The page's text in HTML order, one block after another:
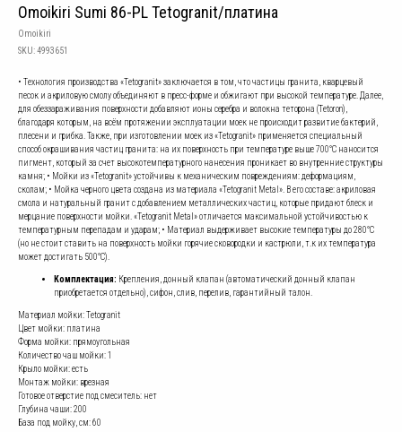
Omoikiri Sumi 86-PL Tetogranit/платина
Omoikiri
SKU:4993651
• Технология производства «Tetogranit» заключается в том, что частицы гранита, кварцевый
песок и акриловую смолу объединяют в пресс-форме и обжигают при высокой температуре. Далее,
для обеззараживания поверхности добавляют ионы серебра и волокна теторона (Tetoron),
благодаря которым, на всём протяжении эксплуатации моек не происходит развитие бактерий,
плесени и грибка. Также, при изготовлении моек из «Tetogranit» применяется специальный
способ окрашивания частиц гранита: на их поверхность при температуре выше 700°С наносится
пигмент, который за счет высокотемпературного нанесения проникает во внутренние структуры
камня; • Мойки из «Tetogranit» устойчивы к механическим повреждениям: деформациям,
сколам; • Мойка черного цвета создана из материала «Tetogranit Metal». В его составе: акриловая
смола и натуральный гранит с добавлением металлических частиц, которые придают блеск и
мерцание поверхности мойки. «Tetogranit Metal» отличается максимальной устойчивостью к
температурным перепадам и ударам; • Материал выдерживает высокие температуры до 280°С
(но не стоит ставить на поверхность мойки горячие сковородки и кастрюли, т.к их температура
может достигать 500°С).
Комплектация: Крепления, донный клапан (автоматический донный клапан
приобретается отдельно), сифон, слив, перелив, гарантийный талон.
Материал мойки: Tetogranit
Цвет мойки: платина
Форма мойки: прямоугольная
Количество чаш мойки: 1
Крыло мойки: есть
Монтаж мойки: врезная
Готовое отверстие под смеситель: нет
Глубина чаши: 200
База под мойку, см: 60